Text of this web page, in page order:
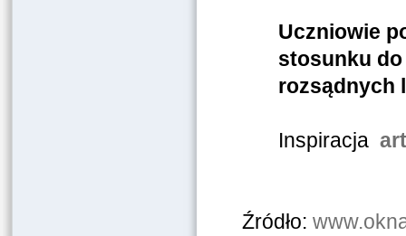
Uczniowie
stosunku
rozsądnych
Inspiracja
Źródło: